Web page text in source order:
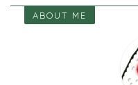
ABOUT ME